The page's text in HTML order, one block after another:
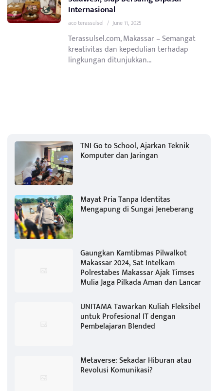
Internasional
aco terassulsel / June 11, 2025
Terassulsel.com, Makassar – Semangat
kreativitas dan kepedulian terhadap
lingkungan ditunjukkan...
TNI Go to School, Ajarkan Teknik
Komputer dan Jaringan
Mayat Pria Tanpa Identitas
Mengapung di Sungai Jeneberang
Gaungkan Kamtibmas Pilwalkot
Makassar 2024, Sat Intelkam
Polrestabes Makassar Ajak Timses
Mulia Jaga Pilkada Aman dan Lancar
UNITAMA Tawarkan Kuliah Fleksibel
untuk Profesional IT dengan
Pembelajaran Blended
Metaverse: Sekadar Hiburan atau
Revolusi Komunikasi?